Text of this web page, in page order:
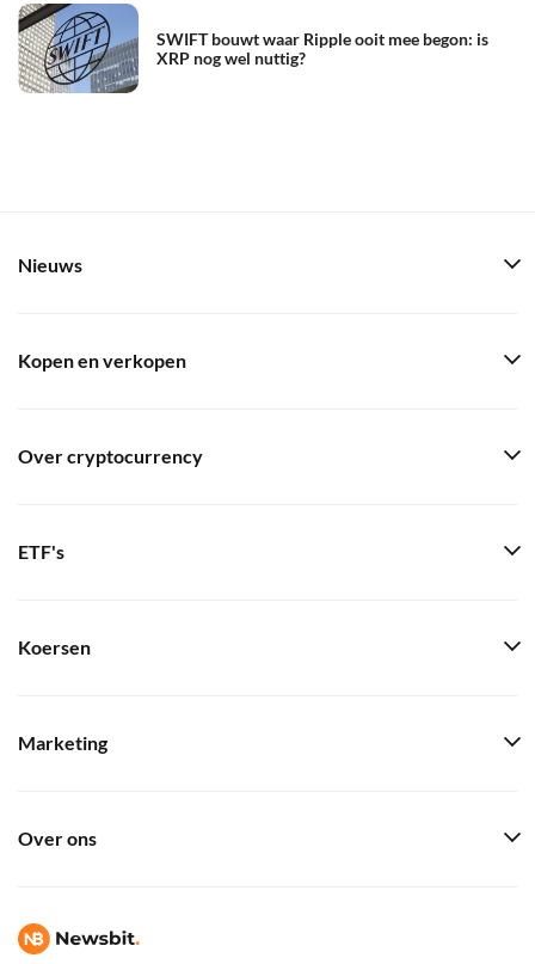
SWIFT bouwt waar Ripple ooit mee begon: is
XRP nog wel nuttig?
Nieuws
Kopen en verkopen
Over cryptocurrency
ETF's
Koersen
Marketing
Over ons